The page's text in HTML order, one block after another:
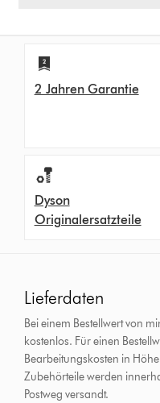
2 Jahren Garantie
Dyson
Originalersatzteile
Lieferdaten
Bei einem Bestellwert von
kostenlos. Für einen
Bearbeitungskosten in
Zubehörteile werden
Postweg versandt.